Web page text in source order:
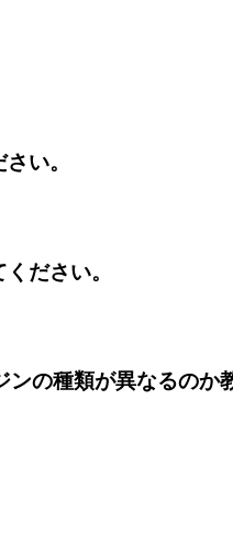
い。
ださい。
の種類が異なるの